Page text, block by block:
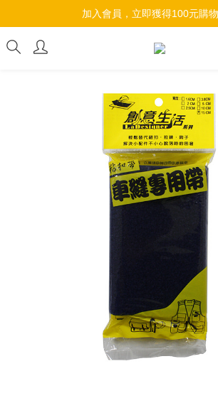
加入會員，立即獲得100元購
加入會員，立即獲得100元購
滿$490超商取貨免運，滿799全